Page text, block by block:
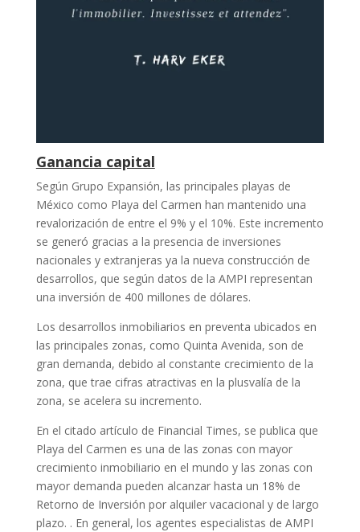
Ganancia capital
Según Grupo Expansión, las principales playas de
México como Playa del Carmen han mantenido una
revalorización de entre el 9% y el 10%. Este incremento
se generó gracias a la presencia de inversiones
nacionales y extranjeras ya la nueva construcción de
desarrollos, que según datos de la AMPI representan
una inversión de 400 millones de dólares.
Los desarrollos inmobiliarios en preventa ubicados en
las principales zonas, como Quinta Avenida, son de
gran demanda, debido al constante crecimiento de la
zona, que trae cifras atractivas en la plusvalía de la
zona, se acelera su incremento.
En el citado artículo de Financial Times, se publica que
Playa del Carmen es una de las zonas con mayor
crecimiento inmobiliario en el mundo y las zonas con
mayor demanda pueden alcanzar hasta un 18% de
Retorno de Inversión por alquiler vacacional y de largo
plazo. . En general, los agentes especialistas de AMPI